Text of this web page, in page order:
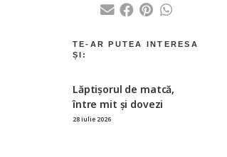
Lăptișorul de matcă,
între mit și dovezi
28 iulie 2026